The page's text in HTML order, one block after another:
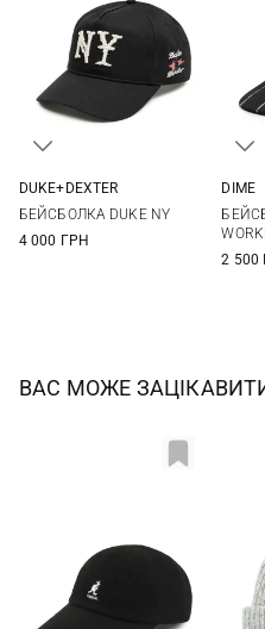
DUKE+DEXTER
БЕЙСБОЛКА DUKE NY
4 000 ГРН
DIME
2 500
ВАС МОЖЕ